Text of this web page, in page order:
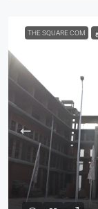
THE SQUARE COM